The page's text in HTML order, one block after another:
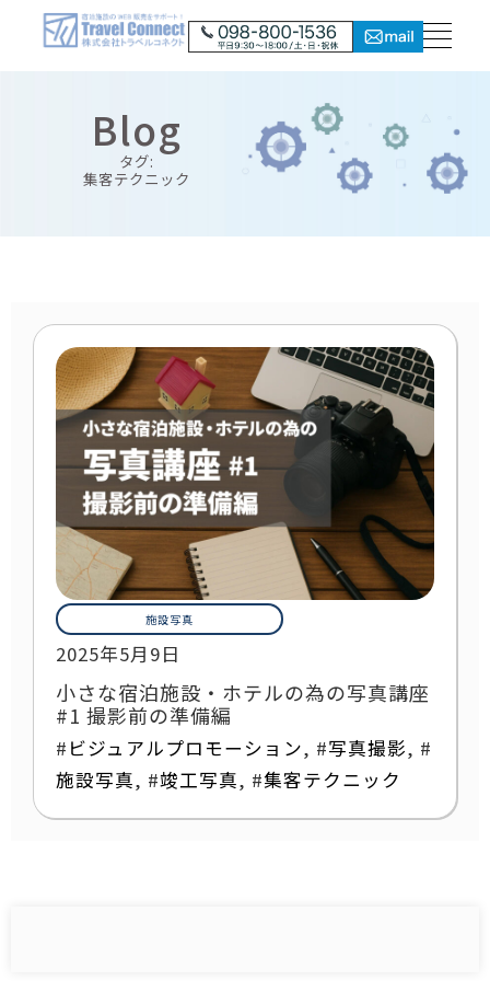
Blog
タグ:
集客テクニック
施設写真
2025年5月9日
小さな宿泊施設・ホテルの為の写真講座
#1 撮影前の準備編
# ビジュアルプロモーション, #写真撮影, #
施設写真, #竣工写真, #集客テクニック